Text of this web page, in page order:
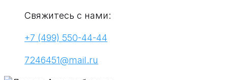
Свяжитесь с нами:
+7 (499) 550-44-44
7246451@mail.ru